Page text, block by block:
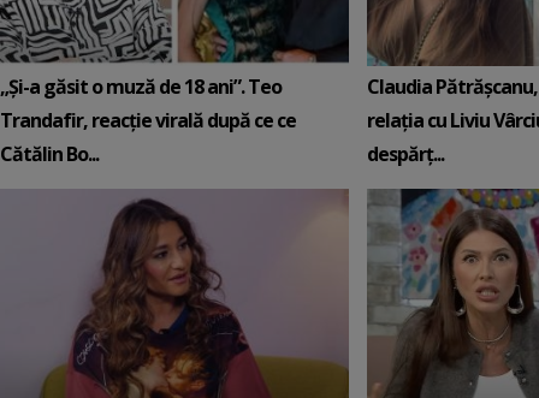
„Și-a găsit o muză de 18 ani”. Teo
Trandafir, reacție virală după ce ce
Cătălin Bo...
Claudia
relația cu Liviu
despărț...